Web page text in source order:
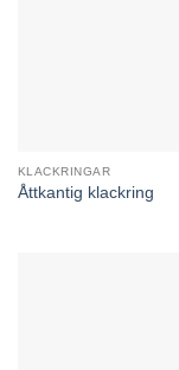
KLACKRINGAR
Åttkantig klackring